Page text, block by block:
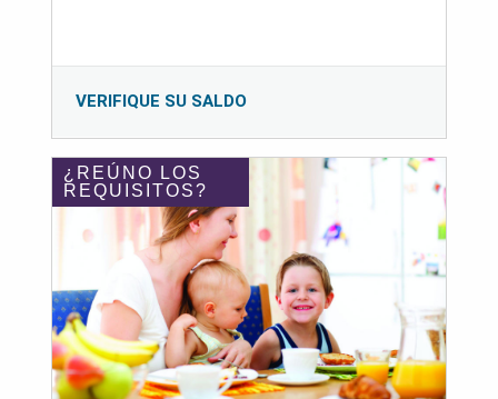
VERIFIQUE SU SALDO
¿REÚNO LOS
REQUISITOS?